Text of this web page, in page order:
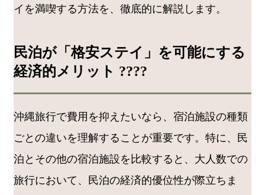
イを満喫する方法を、徹底的に解説します。
民泊が「格安ステイ」を可能にする
経済的メリット ????
沖縄旅行で費用を抑えたいなら、宿泊施設の種類
ごとの違いを理解することが重要です。特に、民
泊とその他の宿泊施設を比較すると、大人数での
旅行において、民泊の経済的優位性が際立ちま